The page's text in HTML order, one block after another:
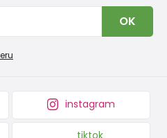
OK
instagram
tiktok